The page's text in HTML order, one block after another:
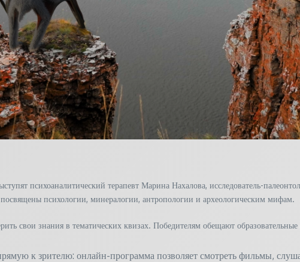
психоаналитический терапевт Марина Нахалова, исследователь-
психологии, минералогии, антропологии и археологическим мифам.
свои знания в тематических квизах. Победителям обещают
к зрителю: онлайн-программа позволяет смотреть фильмы,